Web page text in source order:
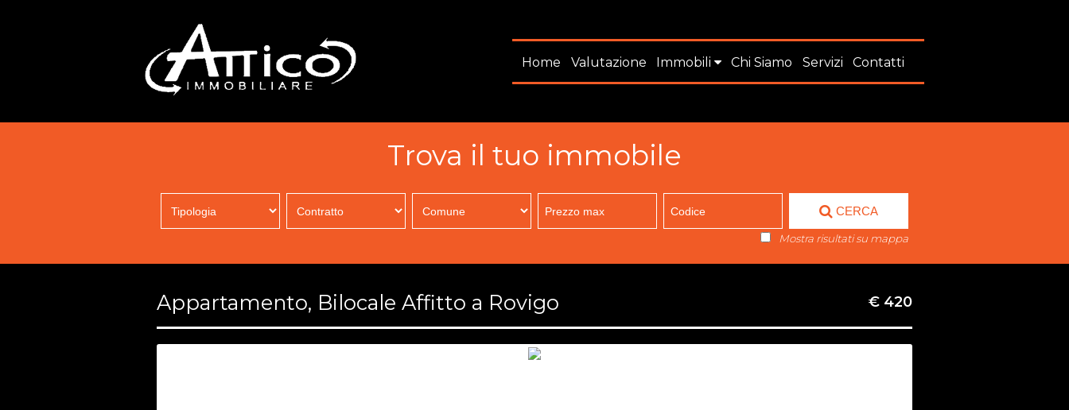
Home Valutazione Immobili Chi Siamo Servizi Contatti
Trova il tuo immobile
CERCA
Mostra risultati su mappa
Appartamento, Bilocale Affitto a Rovigo € 420